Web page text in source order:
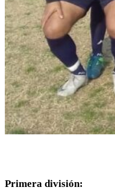
Primera división: